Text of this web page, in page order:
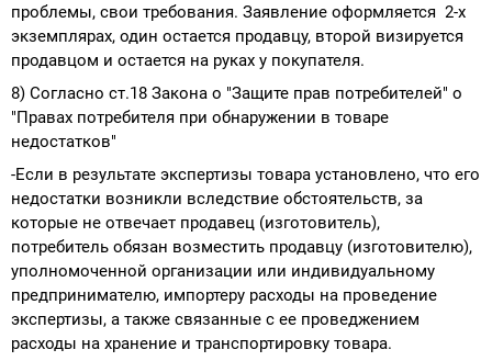
проблемы, свои требования. Заявление оформляется 2-х
экземплярах, один остается продавцу, второй визируется
продавцом и остается на руках у покупателя.
8) Согласно ст.18 Закона о "Защите прав потребителей" о
"Правах потребителя при обнаружении в товаре
недостатков"
-Если в результате экспертизы товара установлено, что его
недостатки возникли вследствие обстоятельств, за
которые не отвечает продавец (изготовитель),
потребитель обязан возместить продавцу (изготовителю),
уполномоченной организации или индивидуальному
предпринимателю, импортеру расходы на проведение
экспертизы, а также связанные с ее проведжением
расходы на хранение и транспортировку товара.